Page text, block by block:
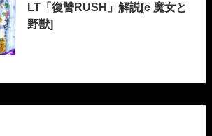
LT「復讐RUSH」解説[e 魔女と
野獣]